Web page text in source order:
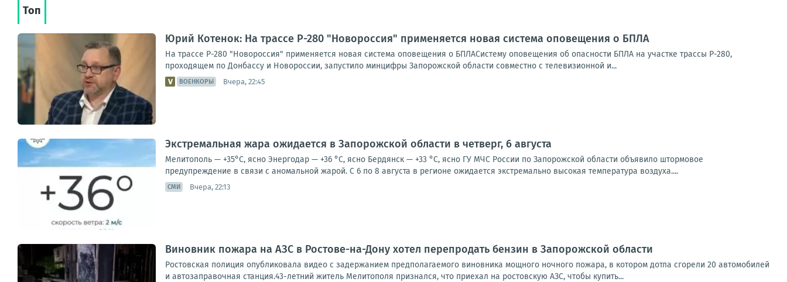
Топ
Юрий Котенок: На трассе Р-280 "Новороссия" применяется новая система оповещения о БПЛА
На трассе Р-280 "Новороссия" применяется новая система оповещения о БПЛАСистему оповещения об опасности БПЛА на участке трассы Р-280,
проходящем по Донбассу и Новороссии, запустило минцифры Запорожской области совместно с телевизионной и...
ВОЕНКОРЫ Вчера, 22:45
Экстремальная жара ожидается в Запорожской области в четверг, 6 августа
Мелитополь — +35°С, ясно Энергодар — +36 °С, ясно Бердянск — +33 °С, ясно ГУ МЧС России по Запорожской области объявило штормовое
предупреждение в связи с аномальной жарой. С 6 по 8 августа в регионе ожидается экстремально высокая температура воздуха....
СМИ Вчера, 22:13
Виновник пожара на АЗС в Ростове-на-Дону хотел перепродать бензин в Запорожской области
Ростовская полиция опубликовала видео с задержанием предполагаемого виновника мощного ночного пожара, в котором дотла сгорели 20 автомобилей
и автозаправочная станция.43-летний житель Мелитополя признался, что приехал на ростовскую АЗС, чтобы купить...